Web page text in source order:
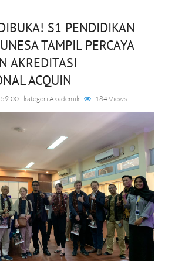
S1 PENDIDIKAN
TAMPIL PERCAYA
AKREDITASI
ACQUIN
- kategori Akademik 184 Views